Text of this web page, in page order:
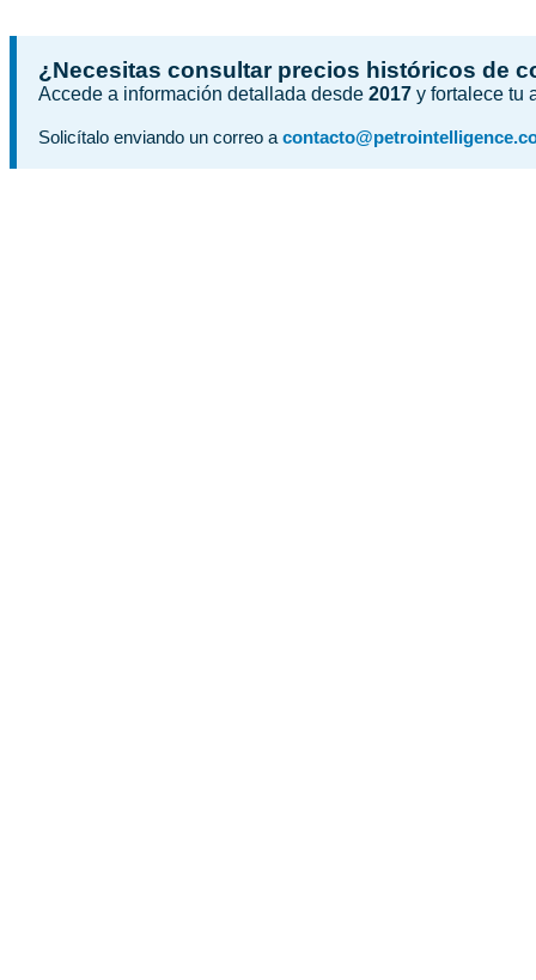
¿Necesitas consultar precios históricos de
Accede a información detallada desde 2017 y fortalece tu
Solicítalo enviando un correo a